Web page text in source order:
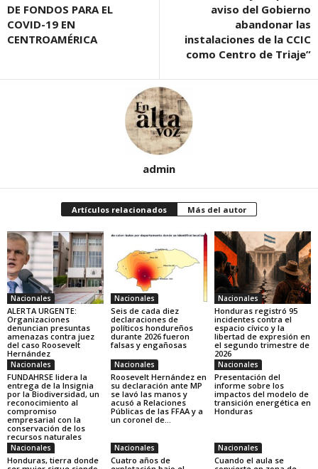
DE FONDOS PARA EL
COVID-19 EN
CENTROAMÉRICA
aviso del Gobierno
abandonar las
instalaciones de la CCIC
como Centro de Triaje”
admin
Artículos relacionados Más del autor
Nacionales
ALERTA URGENTE:
Organizaciones
denuncian presuntas
amenazas contra juez
del caso Roosevelt
Hernández
Nacionales
Seis de cada diez
declaraciones de
políticos hondureños
durante 2026 fueron
falsas y engañosas
Nacionales
Honduras registró 95
incidentes contra el
espacio cívico y la
libertad de expresión en
el segundo trimestre de
2026
Nacionales
FUNDAHRSE lidera la
entrega de la Insignia
por la Biodiversidad, un
reconocimiento al
compromiso
empresarial con la
conservación de los
recursos naturales
Nacionales
Roosevelt Hernández en
su declaración ante MP
se lavó las manos y
acusó a Relaciones
Públicas de las FFAA y a
un coronel de...
Nacionales
Presentación del
informe sobre los
impactos del modelo de
transición energética en
Honduras
Nacionales
Honduras, tierra donde
Nacionales
Cuatro años de
Nacionales
Cuando el aula se